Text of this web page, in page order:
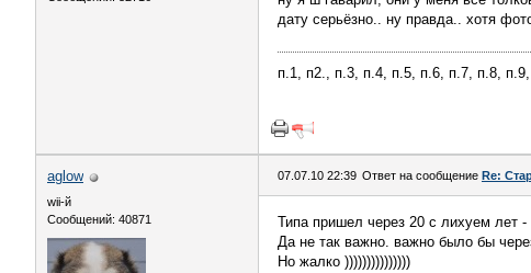
дату серьёзно.. ну правда.. хотя
п.1, п2., п.3, п.4, п.5, п.6, п.7, п.8,
aglow
wii-й
Сообщений: 40871
07.07.10 22:39 Ответ на сообщение Re:
Типа пришел через 20 с лихуем лет
Да не так важно. важно было бы
Но жалко )))))))))))))))